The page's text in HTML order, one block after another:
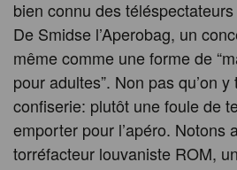
bien connu des
De Smidse l’Aperobag, un
même comme une forme de
pour adultes”. Non pas qu’on
confiserie: plutôt une foule de
emporter pour l’apéro. Notons
torréfacteur louvaniste ROM,